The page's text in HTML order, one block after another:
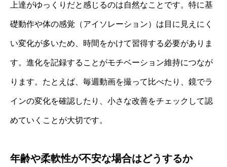
上達がゆっくりだと感じるのは自然なことです。特に基
礎動作や体の感覚（アイソレーション）は目に見えにく
い変化が多いため、時間をかけて習得する必要がありま
す。進化を記録することがモチベーション維持につなが
ります。たとえば、毎週動画を撮って比べたり、鏡でラ
インの変化を確認したり、小さな改善をチェックして認
めていくことが大切です。
年齢や柔軟性が不安な場合はどうするか